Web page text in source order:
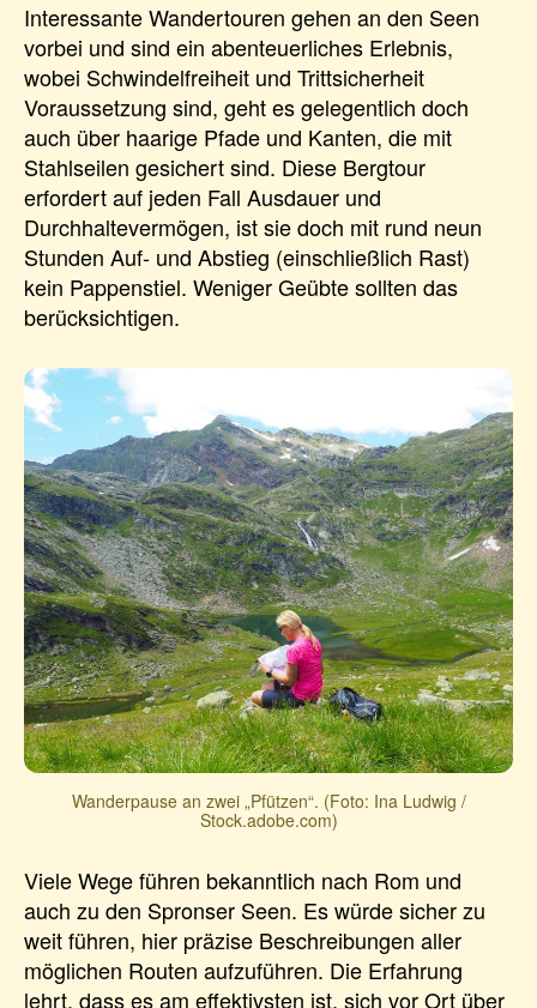
Interessante Wandertouren gehen an den Seen
vorbei und sind ein abenteuerliches Erlebnis,
wobei Schwindelfreiheit und Trittsicherheit
Voraussetzung sind, geht es gelegentlich doch
auch über haarige Pfade und Kanten, die mit
Stahlseilen gesichert sind. Diese Bergtour
erfordert auf jeden Fall Ausdauer und
Durchhaltevermögen, ist sie doch mit rund neun
Stunden Auf- und Abstieg (einschließlich Rast)
kein Pappenstiel. Weniger Geübte sollten das
berücksichtigen.
Wanderpause an zwei „Pfützen“. (Foto: Ina Ludwig /
Stock.adobe.com)
Viele Wege führen bekanntlich nach Rom und
auch zu den Spronser Seen. Es würde sicher zu
weit führen, hier präzise Beschreibungen aller
möglichen Routen aufzuführen. Die Erfahrung
lehrt, dass es am effektivsten ist, sich vor Ort über